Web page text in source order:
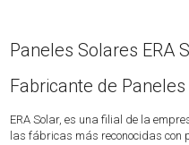
Paneles Solares ERA
Fabricante de
ERA Solar, es una filial de la
las fábricas más reconocidas con